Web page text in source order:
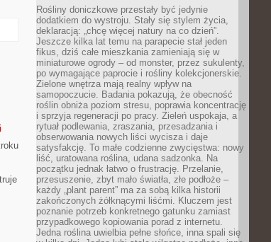
Rośliny doniczkowe przestały być jedynie
dodatkiem do wystroju. Stały się stylem życia,
deklaracją: „chcę więcej natury na co dzień”.
Jeszcze kilka lat temu na parapecie stał jeden
fikus, dziś całe mieszkania zamieniają się w
miniaturowe ogrody – od monster, przez sukulenty,
po wymagające paprocie i rośliny kolekcjonerskie.
Zielone wnętrza mają realny wpływ na
samopoczucie. Badania pokazują, że obecność
roślin obniża poziom stresu, poprawia koncentrację
i sprzyja regeneracji po pracy. Zieleń uspokaja, a
rytuał podlewania, zraszania, przesadzania i
obserwowania nowych liści wycisza i daje
satysfakcję. To małe codzienne zwycięstwa: nowy
liść, uratowana roślina, udana sadzonka. Na
początku jednak łatwo o frustrację. Przelanie,
przesuszenie, zbyt mało światła, złe podłoże –
każdy „plant parent” ma za sobą kilka historii
zakończonych żółknącymi liśćmi. Kluczem jest
poznanie potrzeb konkretnego gatunku zamiast
przypadkowego kopiowania porad z internetu.
Jedna roślina uwielbia pełne słońce, inna spali się